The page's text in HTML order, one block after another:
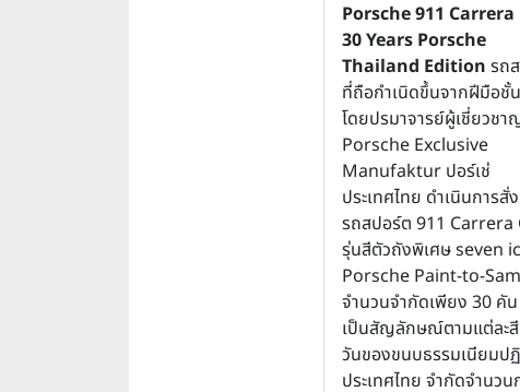
Porsche 911 Carrera
30 Years Porsche
Thailand Edition รถ
ที่ถือกำเนิดขึ้นจากฝีมือชั้
โดยปรมาจารย์ผู้เชี่ยวชา
Porsche Exclusive
Manufaktur ปอร์เช่
ประเทศไทย ดำเนินการสั่
รถสปอร์ต 911 Carrera
รุ่นสีตัวถังพิเศษ seven
Porsche Paint-to-
จำนวนจำกัดเพียง 30 คัน
เป็นสัญลักษณ์ตามแต่ละสี
วันของขนบธรรมเนียมป
ประเทศไทย จำกัดจำนวน